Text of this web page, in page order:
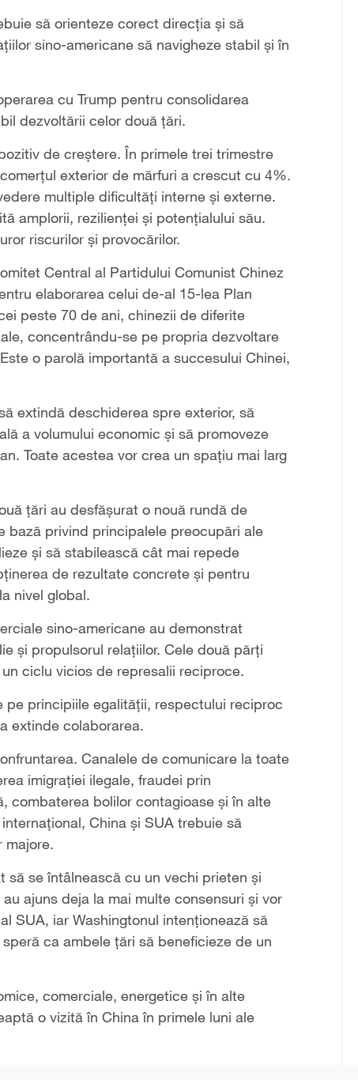
să orienteze corect direcția și să
sino-americane să navigheze stabil și în
cu Trump pentru consolidarea
dezvoltării celor două țări.
de creștere. În primele trei trimestre
exterior de mărfuri a crescut cu 4%.
multiple dificultăți interne și externe.
amplorii, rezilienței și potențialului său.
riscurilor și provocărilor.
Central al Partidului Comunist Chinez
elaborarea celui de-al 15-lea Plan
peste 70 de ani, chinezii de diferite
concentrându-se pe propria dezvoltare
o parolă importantă a succesului Chinei,
extindă deschiderea spre exterior, să
a volumului economic și să promoveze
Toate acestea vor crea un spațiu mai larg
țări au desfășurat o nouă rundă de
bază privind principalele preocupări ale
și să stabilească cât mai repede
de rezultate concrete și pentru
nivel global.
sino-americane au demonstrat
și propulsorul relațiilor. Cele două părți
ciclu vicios de represalii reciproce.
principiile egalității, respectului reciproc
extinde colaborarea.
Canalele de comunicare la toate
imigrației ilegale, fraudei prin
combaterea bolilor contagioase și în alte
China și SUA trebuie să
majore.
să se întâlnească cu un vechi prieten și
ajuns deja la mai multe consensuri și vor
SUA, iar Washingtonul intenționează să
ca ambele țări să beneficieze de un
comerciale, energetice și în alte
o vizită în China în primele luni ale